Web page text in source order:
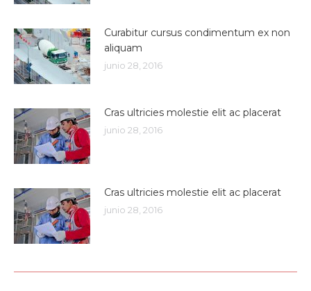
Curabitur cursus condimentum ex non
aliquam
junio 28, 2016
Cras ultricies molestie elit ac placerat
junio 28, 2016
Cras ultricies molestie elit ac placerat
junio 28, 2016